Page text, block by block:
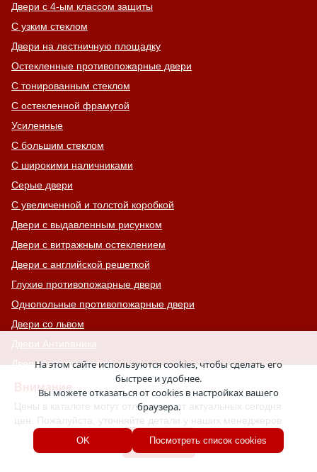
Внимание
Цены в каталоге могут отличаться от актуальных сегодня
цен. Пожалуйста, уточняйте детали у наших менеджеров.
Хорошо
Двери с 4-ым классом защиты
С узким стеклом
Двери на лестничную площадку
Остекленные противопожарные двери
С тонированным стеклом
С остекленной фрамугой
Усиленные
С большим стеклом
С широкими наличниками
Серые двери
С увеличенной и толстой коробкой
Двери с выдавленным рисунком
Двери с витражным остеклением
Двери с английской решеткой
Глухие противопожарные двери
Однопольные противопожарные двери
Двери со львом
Двери Антипаника
Двери с окном сверху
Двери для хозяйственных помещений
Входные группы
Входные двери с кнокером
Двери с капителью
На этом сайте используются cookies, чтобы сделать его
быстрее и удобнее.
Вы можете отказаться от cookies в настройках вашего
браузера.
OK Посмотреть список cookies